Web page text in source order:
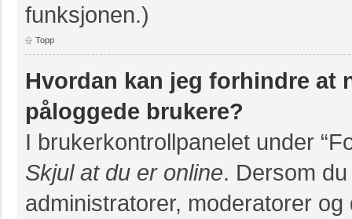
funksjonen.)
Topp
Hvordan kan jeg forhindre
påloggede brukere?
I brukerkontrollpanelet under
Skjul at du er online. Dersom
administratorer, moderatorer